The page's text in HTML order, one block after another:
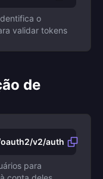
o
validar tokens
de
v2/auth
para